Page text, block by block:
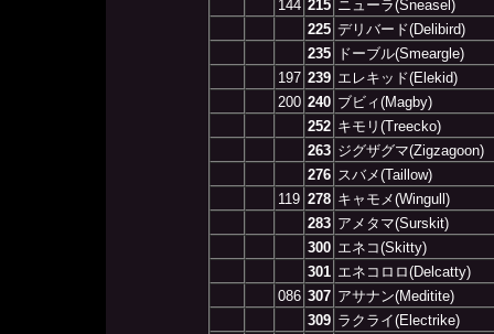
144 215 ニューラ(Sneasel)
225 デリバード(Delibird)
235
ドーブル(Smeargle)
197 239 エレキッド(Elekid)
200 240 ブビィ(Magby)
252 キモリ(Treecko)
263 ジグザグマ(Zigzagoon)
276 スバメ(Taillow)
119 278 キャモメ(Wingull)
283 アメタマ(Surskit)
300 エネコ(Skitty)
301 エネコロロ(Delcatty)
086 307 アサナン(Meditite)
309 ラクライ(Electrike)